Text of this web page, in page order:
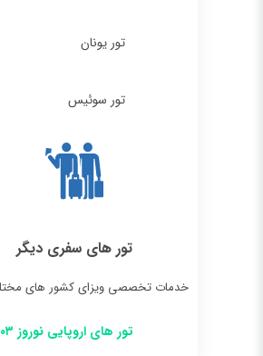
تور یونان
تور سوئیس
تور های سفری دیگر
خدمات تخصصی ویزای کشور های
تور های اروپایی نوروز ۱۴۰۳